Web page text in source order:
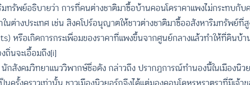
ทรัพย์อธิบายว่า การที่คนต่างชาติมาซื้อบ้านคอนโดราคาแพงไม่กระทบกั
ในต่างประเทศ เช่น สิงคโปร์อนุญาตให้ชาวต่างชาติมาซื้ออสังหาริมทรัพย์
หรือเกิดการกระเพื่อมของราคาที่แพงขึ้นจากศูนย์กลางแล้วทำให้ที่ดินบ้
ถิ่นจะเอื้อมถึง[i]
นักสังคมวิทยาแนววิพากษ์ชื่อดัง กล่าวถึง ปรากฏการณ์ทำนองนี้ในเมืองนิว